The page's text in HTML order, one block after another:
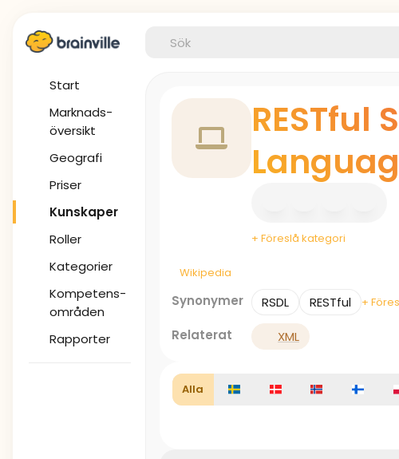
Start
Marknads-
översikt
Geografi
Priser
Kunskaper
Roller
Kategorier
Kompetens-
områden
Rapporter
RESTful
+ Föreslå kategori
Wikipedia
Synonymer RSDL RESTful +
Relaterat XML
Alla